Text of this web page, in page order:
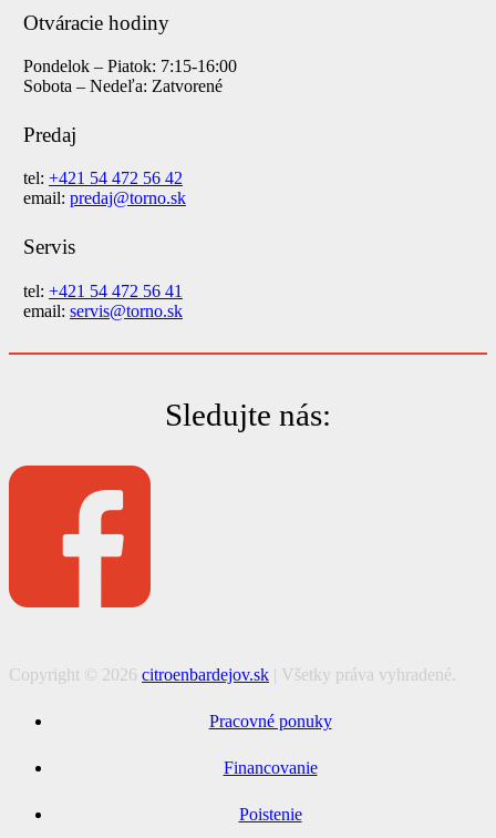
Otváracie hodiny
Pondelok – Piatok: 7:15-16:00
Sobota – Nedeľa: Zatvorené
Predaj
tel: +421 54 472 56 42
email: predaj@torno.sk
Servis
tel: +421 54 472 56 41
email: servis@torno.sk
Sledujte nás:
Copyright © 2026 citroenbardejov.sk | Všetky práva vyhradené.
Pracovné ponuky
Financovanie
Poistenie